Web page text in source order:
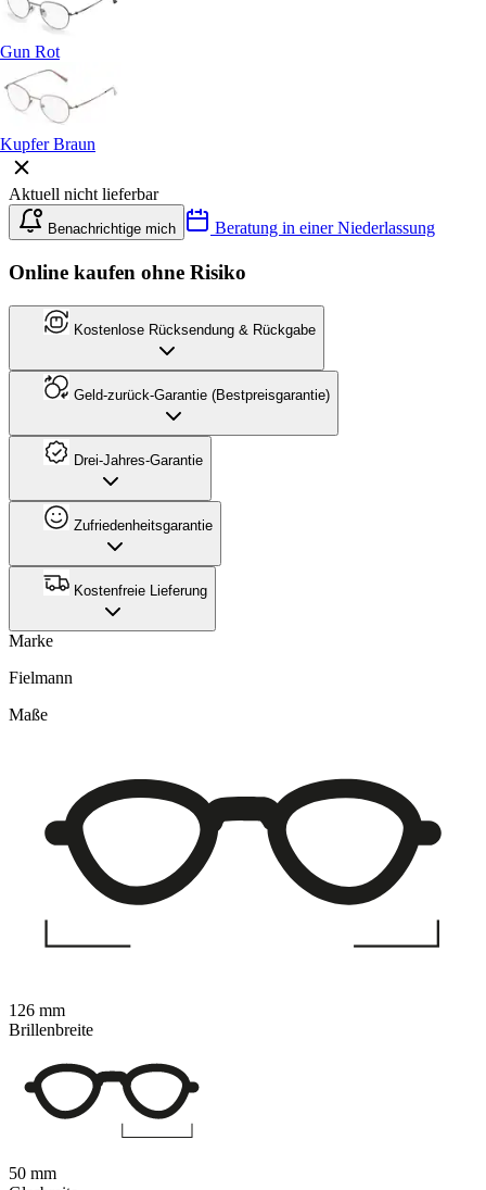
Gun Rot
Kupfer Braun
Aktuell nicht lieferbar
Benachrichtige mich Beratung in einer Niederlassung
Online kaufen ohne Risiko
Kostenlose Rücksendung & Rückgabe
Geld-zurück-Garantie (Bestpreisgarantie)
Drei-Jahres-Garantie
Zufriedenheitsgarantie
Kostenfreie Lieferung
Marke
Fielmann
Maße
126 mm
Brillenbreite
50 mm